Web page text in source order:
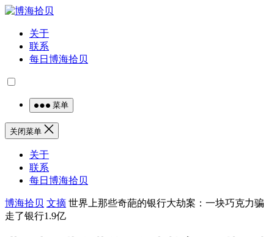
关于
联系
每日博海拾贝
菜单
关闭菜单
关于
联系
每日博海拾贝
博海拾贝 文摘 世界上那些奇葩的银行大劫案：一块巧克力骗
走了银行1.9亿